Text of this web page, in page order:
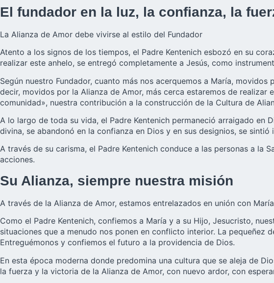
El fundador en la luz, la confianza, la
La Alianza de Amor debe vivirse al estilo del Fundador
Atento a los signos de los tiempos, el Padre Kentenich esbozó en su
realizar este anhelo, se entregó completamente a Jesús, como
Según nuestro Fundador, cuanto más nos acerquemos a María,
decir, movidos por la Alianza de Amor, más cerca estaremos de realizar
comunidad», nuestra contribución a la construcción de la Cultura de
A lo largo de toda su vida, el Padre Kentenich permaneció arraigado en
divina, se abandonó en la confianza en Dios y en sus designios, se
A través de su carisma, el Padre Kentenich conduce a las personas a la
acciones.
Su Alianza, siempre nuestra misión
A través de la Alianza de Amor, estamos entrelazados en unión con
Como el Padre Kentenich, confiemos a María y a su Hijo, Jesucristo,
situaciones que a menudo nos ponen en conflicto interior. La pequeñez
Entreguémonos y confiemos el futuro a la providencia de Dios.
En esta época moderna donde predomina una cultura que se aleja de
la fuerza y la victoria de la Alianza de Amor, con nuevo ardor, con